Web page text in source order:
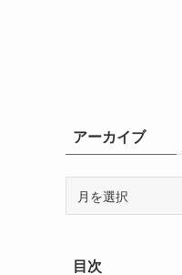
アーカイブ
ブ目次